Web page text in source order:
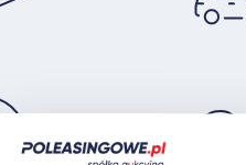
w rozliczeniu